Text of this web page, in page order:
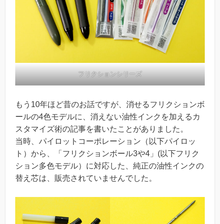
フリクションシリーズ
もう10年ほど昔のお話ですが、消せるフリクションボ
ールの4色モデルに、消えない油性インクを加えるカ
スタマイズ術の記事を書いたことがありました。
当時、パイロットコーポレーション（以下パイロッ
ト）から、「フリクションボール3や4」(以下フリク
ション多色モデル）に対応した、純正の油性インクの
替え芯は、販売されていませんでした。